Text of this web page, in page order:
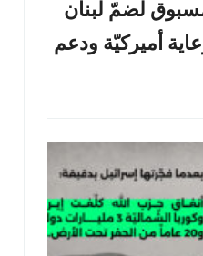
لضمّ لبنان
أميركيّة ودعم